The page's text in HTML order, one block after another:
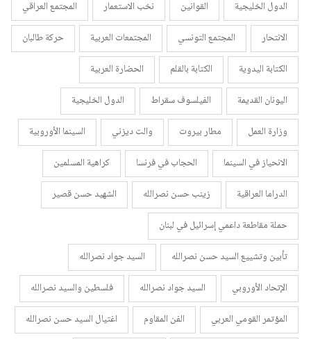
الدول الخليجية
القوانين نخب الاستعمار
المجتمع العراقي
الانتحار
المجتمع التونسي المجتمعات العربية
حركة طالبان
الكتابة اليدوية
الكتابة بالقلم
الحضارة العربية
اليونان القديمة
الفيلسوف سقراط
الدول الخليجية
وزارة العمل
مطار بيروت والت ديزني
السينما الأوروبية
الانحياز في السينما
الحجاب في فرنسا
كراهية المسلمين
الدراما العراقية
زينب حسن نصرالله
الشهيد حسن قصير
حملة مقاطعة داعمي إسرائيل في لبنان
تأبين وتشييع السيد حسن نصرالله
السيد جواد نصرالله
الإتحاد الأوروبي
السيد جواد نصرالله
فلسطين والسيد نصرالله
المؤتمر القومي العربي
الفن المقاوم
اغتيال السيد حسن نصرالله